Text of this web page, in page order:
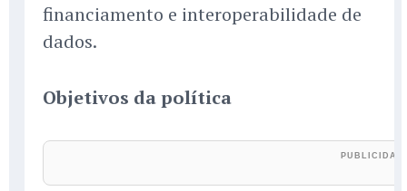
financiamento e interoperabilidade de
dados.
Objetivos da política